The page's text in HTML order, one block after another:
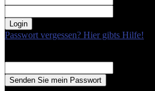
Passwort vergessen? Hier gibts Hilfe!